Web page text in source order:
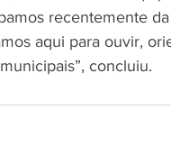
recentemente
aqui para ouvir,
concluiu.